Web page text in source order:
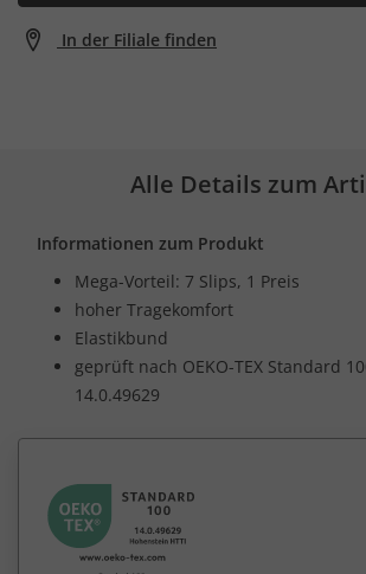
In der Filiale finden
Alle Details zum
Informationen zum Produkt
Mega-Vorteil: 7 Slips, 1 Preis
hoher Tragekomfort
Elastikbund
geprüft nach OEKO-TEX Standard
14.0.49629